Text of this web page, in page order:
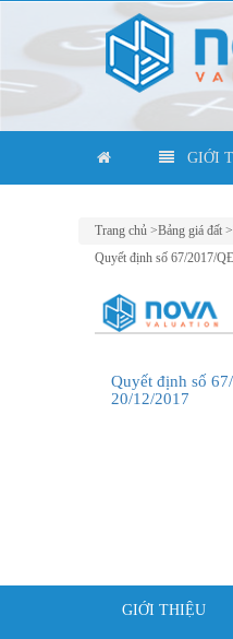
GIỚI
Trang chủ >Bảng giá đất >
Quyết định số 67/2017/
Quyết định số
20/12/2017
GIỚI THIỆU